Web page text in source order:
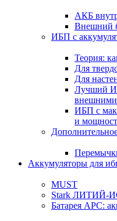
АКБ
Внешний
ИБП с
Теория:
Для
Для
Лучший
ИБП с
и
Аккумуляторы для
MUST
Stark ЛИТИЙ-
Батарея APC: